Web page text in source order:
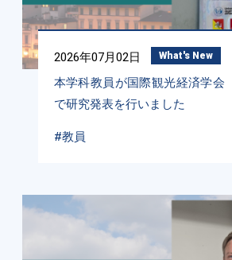
2026年07月02日 What's New
本学科教員が国際観光経済学会
で研究発表を行いました
#教員